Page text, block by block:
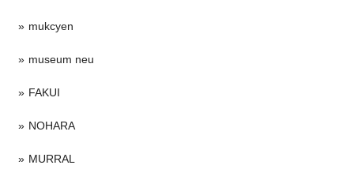
mukcyen
museum neu
FAKUI
NOHARA
MURRAL